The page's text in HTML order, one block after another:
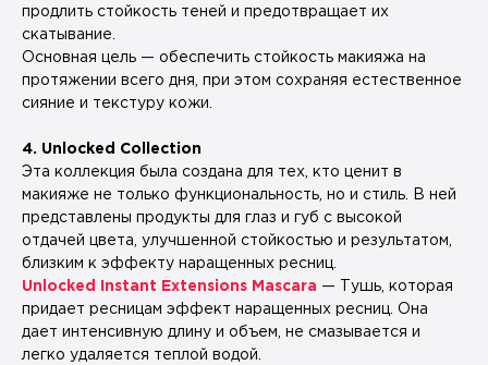
продлить стойкость теней и предотвращает их
скатывание.
Основная цель — обеспечить стойкость макияжа на
протяжении всего дня, при этом сохраняя естественное
сияние и текстуру кожи.
4. Unlocked Collection
Эта коллекция была создана для тех, кто ценит в
макияже не только функциональность, но и стиль. В ней
представлены продукты для глаз и губ с высокой
отдачей цвета, улучшенной стойкостью и результатом,
близким к эффекту наращенных ресниц.
Unlocked Instant Extensions Mascara — Тушь, которая
придает ресницам эффект наращенных ресниц. Она
дает интенсивную длину и объем, не смазывается и
легко удаляется теплой водой.